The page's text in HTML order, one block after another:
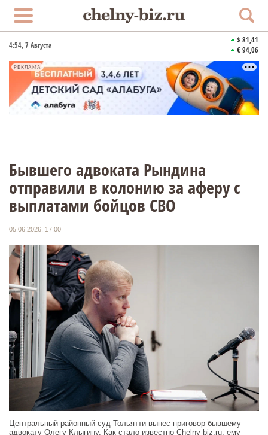
4:54, 7 Августа
$ 81,41
€ 94,06
РЕКЛАМА
Бывшего адвоката Рындина
отправили в колонию за аферу с
выплатами бойцов СВО
05.06.2026, 17:00
Центральный районный суд Тольятти вынес приговор бывшему
адвокату Олегу Клыгину. Как стало известно Chelny-biz.ru, ему